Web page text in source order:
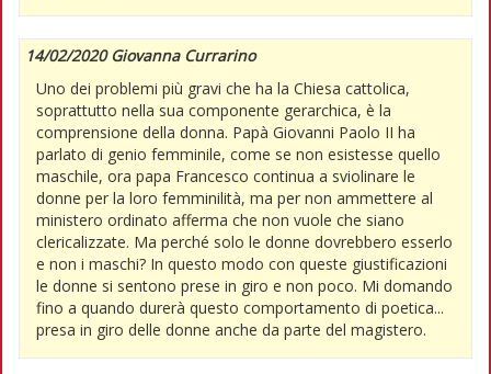
14/02/2020 Giovanna Currarino
Uno dei problemi più gravi che ha la Chiesa cattolica,
soprattutto nella sua componente gerarchica, è la
comprensione della donna. Papà Giovanni Paolo II ha
parlato di genio femminile, come se non esistesse quello
maschile, ora papa Francesco continua a sviolinare le
donne per la loro femminilità, ma per non ammettere al
ministero ordinato afferma che non vuole che siano
clericalizzate. Ma perché solo le donne dovrebbero esserlo
e non i maschi? In questo modo con queste giustificazioni
le donne si sentono prese in giro e non poco. Mi domando
fino a quando durerà questo comportamento di poetica...
presa in giro delle donne anche da parte del magistero.